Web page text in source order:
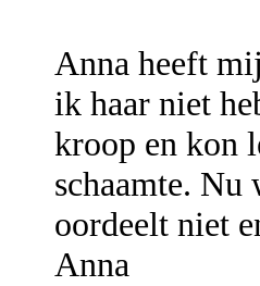
Anna heeft
ik haar niet
kroop en kon
schaamte.
oordeelt niet
Anna